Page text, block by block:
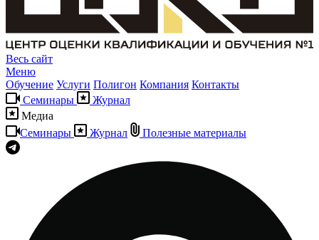
Весь сайт
Меню
Обучение Услуги Полигон Компания Контакты
Семинары
Журнал
Медиа
Семинары
Журнал Полезные материалы